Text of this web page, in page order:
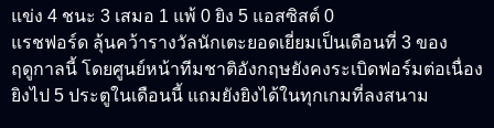
แข่ง 4 ชนะ 3 เสมอ 1 แพ้ 0 ยิง 5 แอสซิสต์ 0
แรชฟอร์ด ลุ้นคว้ารางวัลนักเตะยอดเยี่ยมเป็นเดือนที่ 3 ของ
ฤดูกาลนี้ โดยศูนย์หน้าทีมชาติอังกฤษยังคงระเบิดฟอร์มต่อเนื่อง
ยิงไป 5 ประตูในเดือนนี้ แถมยังยิงได้ในทุกเกมที่ลงสนาม